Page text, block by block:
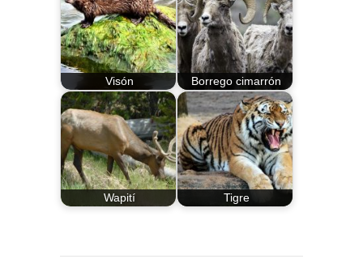
Visón Borrego cimarrón
Wapití Tigre